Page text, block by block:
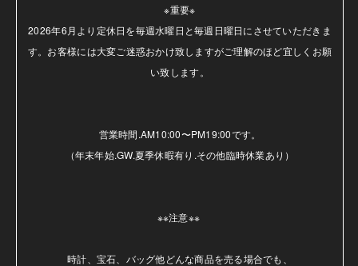
※重要※
2026年6月より定休日を毎週水曜日と毎週日曜日にさせていただきま
す。お客様には大変ご迷惑おかけ致しますがご理解のほど宜しくお願
い致します。
営業時間.AM10:00〜PM19:00です。
（年末年始.GW.夏季休暇有り.その他臨時休業あり）
※※注意※※
時計、宝石、バッグ他どんな商品を売る場合でも、